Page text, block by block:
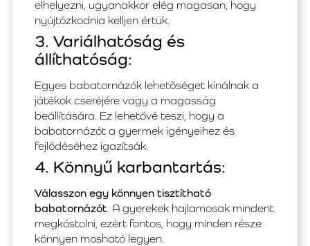
elhelyezni, ugyanakkor elég magasan, hogy
nyújtózkodnia kelljen értük.
3. Variálhatóság és
állíthatóság:
Egyes babatornázók lehetőséget kínálnak a
játékok cseréjére vagy a magasság
beállítására. Ez lehetővé teszi, hogy a
babatornázót a gyermek igényeihez és
fejlődéséhez igazítsák.
4. Könnyű karbantartás:
Válasszon egy könnyen tisztítható
babatornázót. A gyerekek hajlamosak mindent
megkóstolni, ezért fontos, hogy minden része
könnyen mosható legyen.